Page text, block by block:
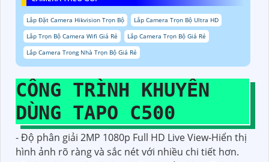
Lắp Đặt Camera Hikvision Trọn Bộ
Lắp Camera Trọn Bộ Ultra HD
Lắp Trọn Bộ Camera Wifi Giá Rẻ
Lắp Camera Trọn Bộ Giá Rẻ
Lắp Camera Trong Nhà Trọn Bộ Giá Rẻ
CÔNG TRÌNH KHUYÊN
DÙNG TAPO C500
- Độ phân giải 2MP 1080p Full HD Live View-Hiển thị
hình ảnh rõ ràng và sắc nét với nhiều chi tiết hơn.